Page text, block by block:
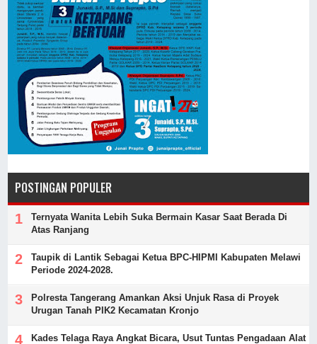
POSTINGAN POPULER
Ternyata Wanita Lebih Suka Bermain Kasar Saat Berada Di
Atas Ranjang
Taupik di Lantik Sebagai Ketua BPC-HIPMI Kabupaten Melawi
Periode 2024-2028.
Polresta Tangerang Amankan Aksi Unjuk Rasa di Proyek
Urugan Tanah PIK2 Kecamatan Kronjo
Kades Telaga Raya Angkat Bicara, Usut Tuntas Pengadaan Alat